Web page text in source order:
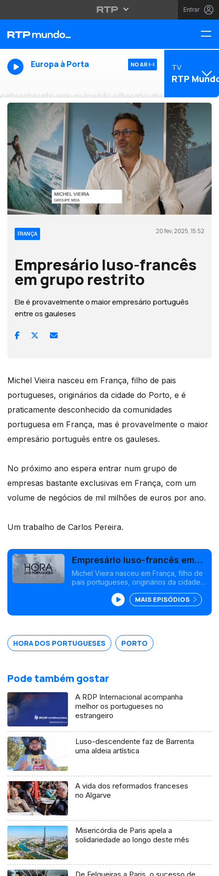
Entrar
Europa à Porta NO AR TV
RTP
FRANÇA 20 fev, 2025, 15:52
Empresário luso-francês
em grupo restrito
Ele é provavelmente o maior empresário português
entre os gauleses
Michel Vieira nasceu em França, filho de pais
portugueses, originários da cidade do Porto, e é
praticamente desconhecido da comunidades
portuguesa em França, mas é provavelmente o maior
empresário português entre os gauleses.
No próximo ano espera entrar num grupo de
empresas bastante exclusivas em França, com um
volume de negócios de mil milhões de euros por ano.
Um trabalho de Carlos Pereira.
Empresário luso-francês em
grupo restrito
Michel Vieira nasceu em França, filho de
pais portugueses, originários da cidade
desconhecido da comunidades
portuguesa em França, mas é
provavelmente o maior empresário
MAIS EPISÓDIOS
HORA DOS PORTUGUESES PORTO
Pode também gostar
A RDP Internacional acompanha
melhor os portugueses no
estrangeiro
Luso-descendente faz de Barrenta
uma aldeia artística
A vida dos reformados franceses
no Algarve
Misericórdia de Paris apela a
solidariedade ao longo deste mês